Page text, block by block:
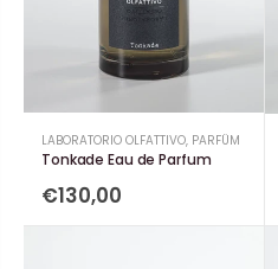
LABORATORIO OLFATTIVO, PARFÜM
Tonkade Eau de Parfum
€130,00